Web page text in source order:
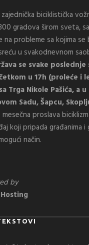
biciklistička
gradova širom sveta,
na probleme sa kojima se
u svakodnevnom
se svake
u 17h (proleće i
Trga Nikole Pašića, a
Sadu, Šapcu,
proslava
koji pripada građanima i
način.
by